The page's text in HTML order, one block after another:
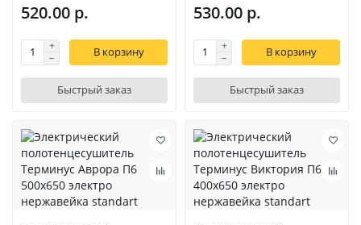
520.00 р.
В корзину
Быстрый заказ
530.00 р.
В корзину
Быстрый заказ